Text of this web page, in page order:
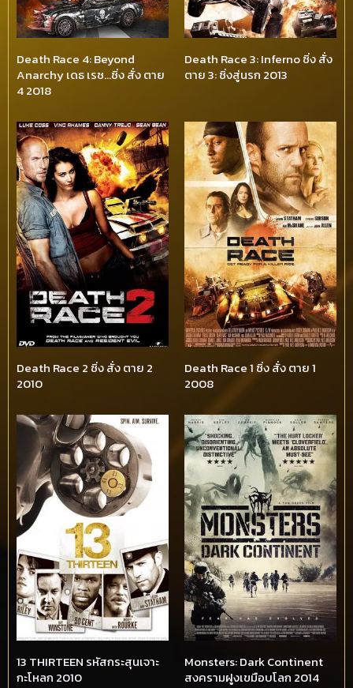
Death Race 4: Beyond
Anarchy เดธ เรซ…ซิ่ง สั่ง ตาย
4 2018
Death Race 3: Inferno ซิ่ง สั่ง
ตาย 3: ซิ่งสู่นรก 2013
Death Race 2 ซิ่ง สั่ง ตาย 2
2010
Death Race 1 ซิ่ง สั่ง ตาย 1
2008
13 THIRTEEN รหัสกระสุนเจาะ
กะโหลก 2010
Monsters: Dark Continent
สงครามฝูงเขมือบโลก 2014